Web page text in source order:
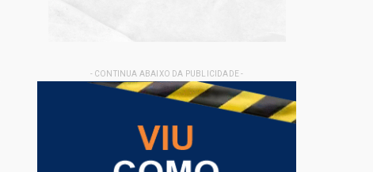
- CONTINUA ABAIXO DA PUBLICIDADE -